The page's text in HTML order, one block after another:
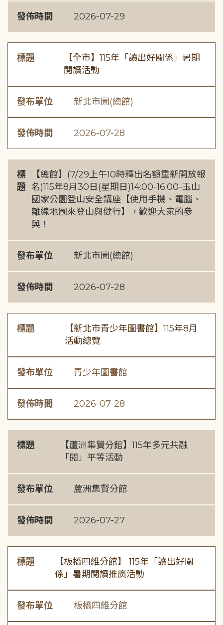
發佈時間 2026-07-29
標題
【全市】115年「讀出好關係」暑期
閱讀活動
發布單位 新北市圖(總館)
發佈時間 2026-07-28
標
題
【總館】(7/29上午10時釋出名額重新開放報
名)115年8月30日(星期日)14:00-16:00-玉山
國家公園登山安全講座【使用手機、電腦、
離線地圖來登山與健行】，歡迎大家的參
與！
發布單位 新北市圖(總館)
發佈時間 2026-07-28
標題
【新北市青少年圖書館】115年8月
活動總覽
發布單位 青少年圖書館
發佈時間 2026-07-28
標題
【蘆洲集賢分館】115年多元共融
「閱」平等活動
發布單位 蘆洲集賢分館
發佈時間 2026-07-27
標題
【板橋四維分館】 115年「讀出好關
係」暑期閱讀推廣活動
發布單位 板橋四維分館